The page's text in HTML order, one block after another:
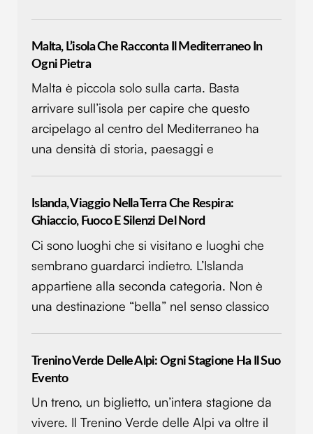
Malta, L’isola Che Racconta Il Mediterraneo In
Ogni Pietra
Malta è piccola solo sulla carta. Basta
arrivare sull’isola per capire che questo
arcipelago al centro del Mediterraneo ha
una densità di storia, paesaggi e
Islanda, Viaggio Nella Terra Che Respira:
Ghiaccio, Fuoco E Silenzi Del Nord
Ci sono luoghi che si visitano e luoghi che
sembrano guardarci indietro. L’Islanda
appartiene alla seconda categoria. Non è
una destinazione “bella” nel senso classico
Trenino Verde Delle Alpi: Ogni Stagione Ha Il Suo
Evento
Un treno, un biglietto, un’intera stagione da
vivere. Il Trenino Verde delle Alpi va oltre il